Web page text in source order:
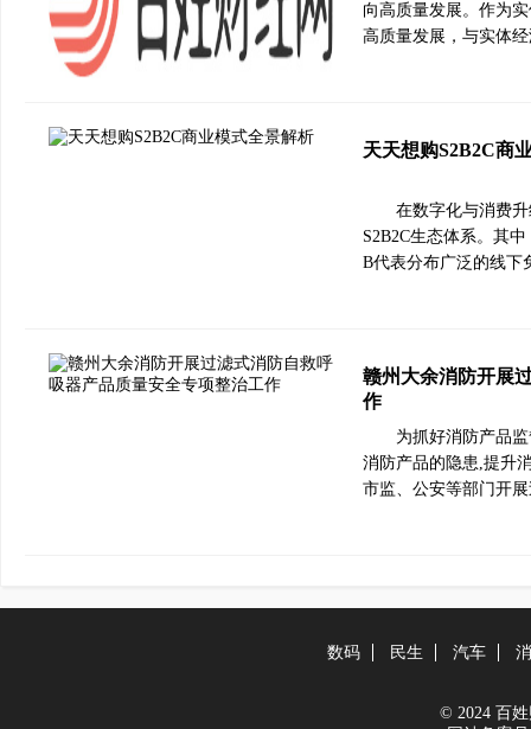
向高质量发展。作为
高质量发展，与实体
天天想购S2B2C商
在数字化与消费
S2B2C生态体系。其
B代表分布广泛的线
赣州大余消防开展
作
为抓好消防产品
消防产品的隐患,提升
市监、公安等部门开
数码 民生 汽车
© 2024 百姓